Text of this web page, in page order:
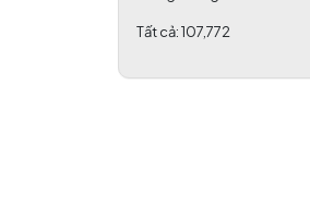
TỔ CHỨC THÀNH CÔNG
Tất cả:107,772